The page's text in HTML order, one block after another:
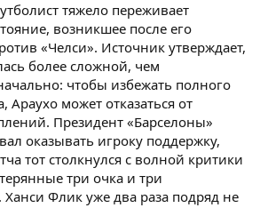
тяжело переживает
возникшее после его
«Челси». Источник утверждает,
более сложной, чем
чтобы избежать полного
Араухо может отказаться от
Президент «Барселоны»
оказывать игроку поддержку,
тот столкнулся с волной критики
три очка и три
Флик уже два раза подряд не